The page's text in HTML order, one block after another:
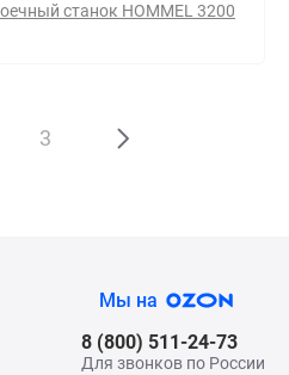
станок HOMMEL 3200
3
Мы на
8 (800) 511-24-73
Для звонков по России